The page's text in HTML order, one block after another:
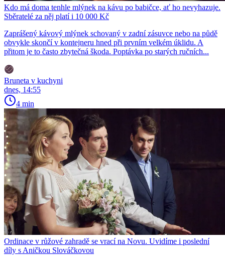
Kdo má doma tenhle mlýnek na kávu po babičce, ať ho nevyhazuje.
Sběratelé za něj platí i 10 000 Kč
Zaprášený kávový mlýnek schovaný v zadní zásuvce nebo na půdě
obvykle skončí v kontejneru hned při prvním velkém úklidu. A
přitom je to často zbytečná škoda. Poptávka po starých ručních...
Bruneta v kuchyni
dnes, 14:55
4 min
Ordinace v růžové zahradě se vrací na Novu. Uvidíme i poslední
díly s Aničkou Slováčkovou